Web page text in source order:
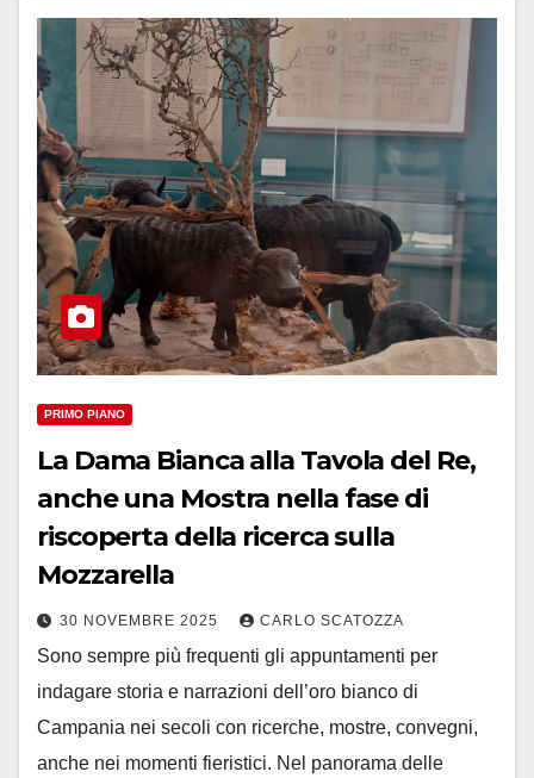
PRIMO PIANO
La Dama Bianca alla Tavola del Re,
anche una Mostra nella fase di
riscoperta della ricerca sulla
Mozzarella
30 NOVEMBRE 2025 CARLO SCATOZZA
Sono sempre più frequenti gli appuntamenti per
indagare storia e narrazioni dell’oro bianco di
Campania nei secoli con ricerche, mostre, convegni,
anche nei momenti fieristici. Nel panorama delle